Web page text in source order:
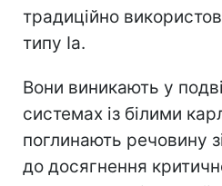
традиційно
типу Ia.
Вони виникають у
системах із білими
поглинають речовину
до досягнення